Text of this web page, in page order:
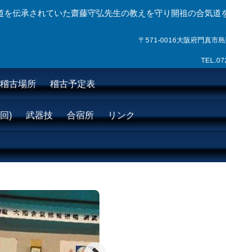
伝承されていた齋藤守弘先生の教えを守り開祖の合気道
〒571-0016大阪府門真市
稽古場所 稽古予定表
) 武器技 合宿所 リンク